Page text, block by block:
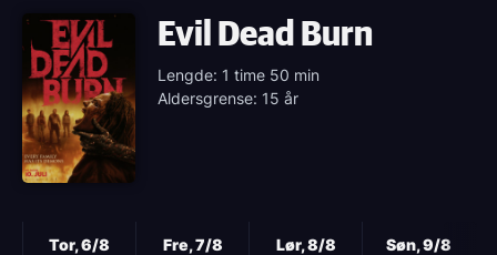
Evil Dead Burn
Lengde: 1 time 50 min
Aldersgrense: 15 år
Tor, 6/8 Fre, 7/8 Lør, 8/8 Søn, 9/8